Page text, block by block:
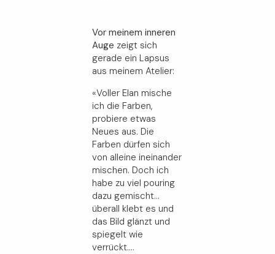
Vor meinem inneren
Auge zeigt sich
gerade ein Lapsus
aus meinem Atelier:
«Voller Elan mische
ich die Farben,
probiere etwas
Neues aus. Die
Farben dürfen sich
von alleine ineinander
mischen. Doch ich
habe zu viel pouring
dazu gemischt…
überall klebt es und
das Bild glänzt und
spiegelt wie
verrückt….